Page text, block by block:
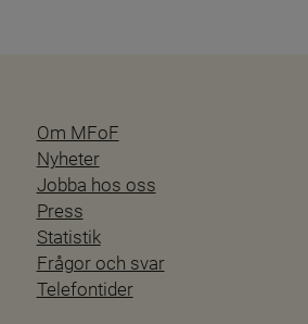
Om MFoF
Nyheter
Jobba hos oss
Press
Statistik
Frågor och svar
Telefontider